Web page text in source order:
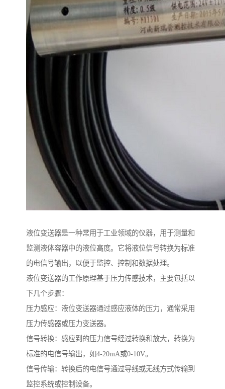
液位变送器是一种常用于工业领域的仪器，用于测量和
监测液体容器中的液位高度。它将液位信号转换为标准
的电信号输出，以便于监控、控制和数据处理。
液位变送器的工作原理基于压力传感技术，主要包括以
下几个步骤：
压力感应：液位变送器通过感应液体的压力，通常采用
压力传感器或压力变送器。
信号转换：感应到的压力信号经过转换和放大，转换为
标准的电信号输出，如4-20mA或0-10V。
信号传输：转换后的电信号通过导线或无线方式传输到
监控系统或控制设备。